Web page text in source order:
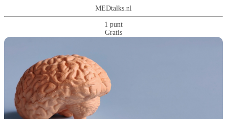
MEDtalks.nl
1 punt
Gratis